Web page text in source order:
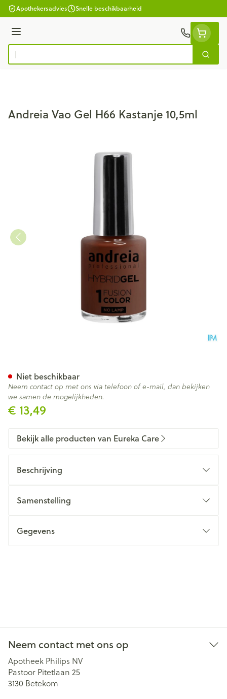
Ga naar de inhoud
Apothekersadvies Snelle beschikbaarheid
Menu
Product, merk, categorie...
Zoek
Andreia Vao Gel H66 Kastanje 10,5ml
€ 13,49
Niet beschikbaar
Neem contact op met ons via telefoon of e-mail, dan bekijken
we samen de mogelijkheden.
Bekijk alle producten van Eureka Care
Beschrijving
Samenstelling
Gegevens
Neem contact met ons op
Apotheek Philips NV
Pastoor Pitetlaan 25
3130 Betekom